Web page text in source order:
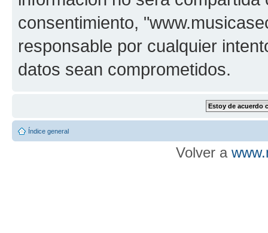
consentimiento,
responsable por cualquier
datos sean comprometidos.
Índice general
Volver a